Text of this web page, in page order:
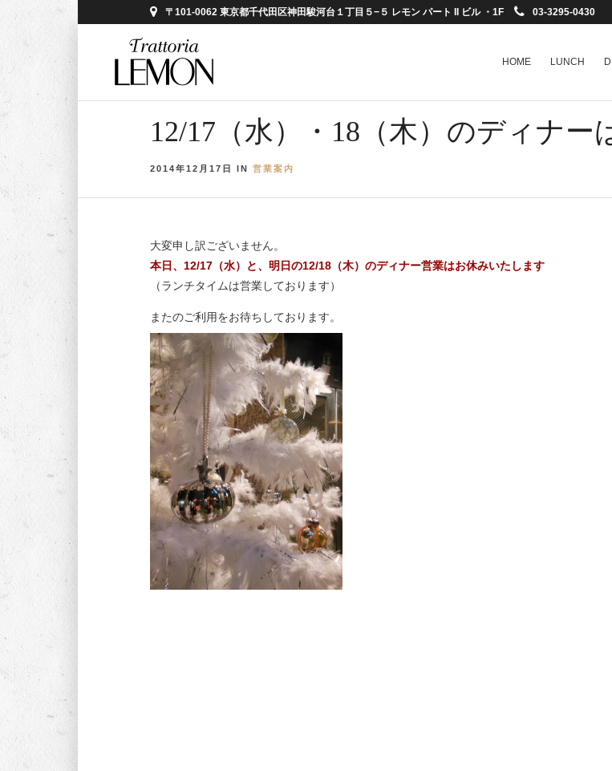
〒101-0062 東京都千代田区神田駿河台１丁目５−５ レモン パート II ビル ・1F 03-3295-0430
HOME LUNCH
12/17（水）・18（木）のディナ
2014年12月17日 IN 営業案内
大変申し訳ございません。
本日、12/17（水）と、明日の12/18（木）のディナー営業はお休みいたします
（ランチタイムは営業しております）
またのご利用をお待ちしております。